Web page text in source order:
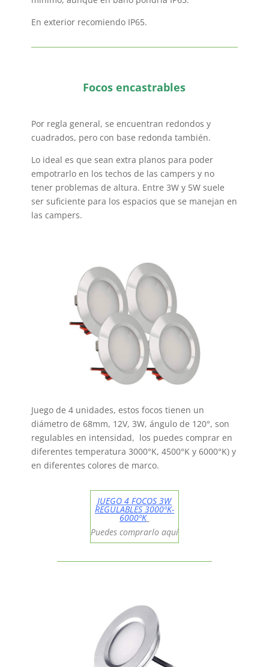
En exterior recomiendo IP65.
Focos encastrables
Por regla general, se encuentran redondos y
cuadrados, pero con base redonda también.
Lo ideal es que sean extra planos para poder
empotrarlo en los techos de las campers y no
tener problemas de altura. Entre 3W y 5W suele
ser suficiente para los espacios que se manejan en
las campers.
Juego de 4 unidades, estos focos tienen un
diámetro de 68mm, 12V, 3W, ángulo de 120°, son
regulables en intensidad, los puedes comprar en
diferentes temperatura 3000°K, 4500°K y 6000°K) y
en diferentes colores de marco.
JUEGO 4 FOCOS 3W
REGULABLES 3000ºK-
6000ºK
Puedes comprarlo aquí